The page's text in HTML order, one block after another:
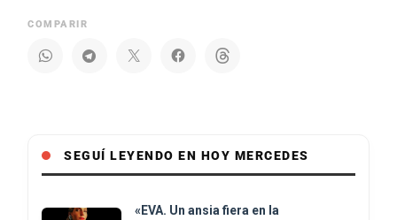
COMPARIR
SEGUÍ LEYENDO EN HOY MERCEDES
«EVA. Un ansia fiera en la